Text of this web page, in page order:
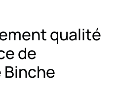
qualité
de